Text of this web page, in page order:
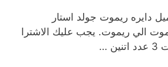
دايره ريموت جولد استار
الي ريموت. يجب عليك الاشترا
…